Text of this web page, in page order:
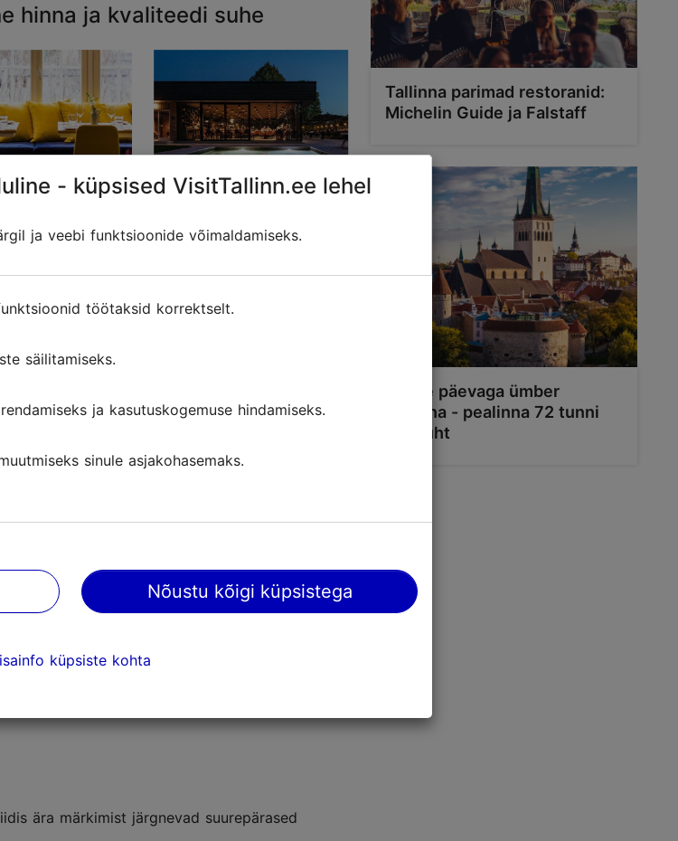
hinna ja kvaliteedi suhe
ära märkimist järgnevad suurepärased
Tallinna parimad restoranid:
Michelin Guide ja Falstaff
Kolme päevaga ümber
Tallinna - pealinna 72 tunni
reisijuht
- küpsised VisitTallinn.ee lehel
ja veebi funktsioonide võimaldamiseks.
töötaksid korrektselt.
säilitamiseks.
ja kasutuskogemuse hindamiseks.
sinule asjakohasemaks.
Nõustu kõigi küpsistega
küpsiste kohta